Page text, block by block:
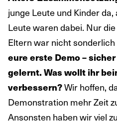
junge Leute und Kinder
Leute waren dabei. Nur
Eltern war nicht
eure erste Demo –
gelernt. Was wollt ihr
verbessern?Wir hoffen,
Demonstration mehr Zeit
Ansonsten haben wir viel